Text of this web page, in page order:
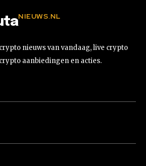
NIEUWS.NL
nieuws van vandaag, live crypto
aanbiedingen en acties.